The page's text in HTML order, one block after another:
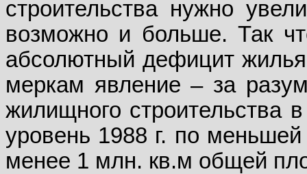
строительства нужно
возможно и больше. Так
абсолютный дефицит
меркам явление – за
жилищного строительства
уровень 1988 г. по
менее 1 млн. кв.м общей